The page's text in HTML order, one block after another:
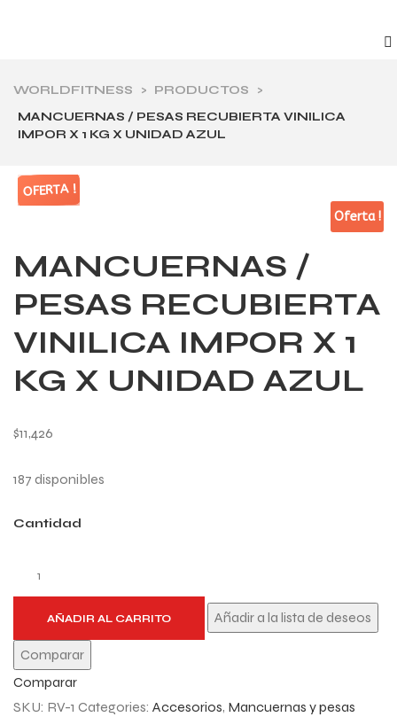
WORLDFITNESS > PRODUCTOS
>
MANCUERNAS / PESAS RECUBIERTA VINILICA
IMPOR X 1 KG X UNIDAD AZUL
Oferta !
MANCUERNAS /
PESAS RECUBIERTA
VINILICA IMPOR X 1
KG X UNIDAD AZUL
$11,426
187 disponibles
Cantidad
AÑADIR AL CARRITO Añadir a la lista de deseos
Comparar
Comparar
SKU: RV-1 Categories: Accesorios, Mancuernas y pesas
OFERTA !
OFERTA !
OFERTA !
OFERTA !